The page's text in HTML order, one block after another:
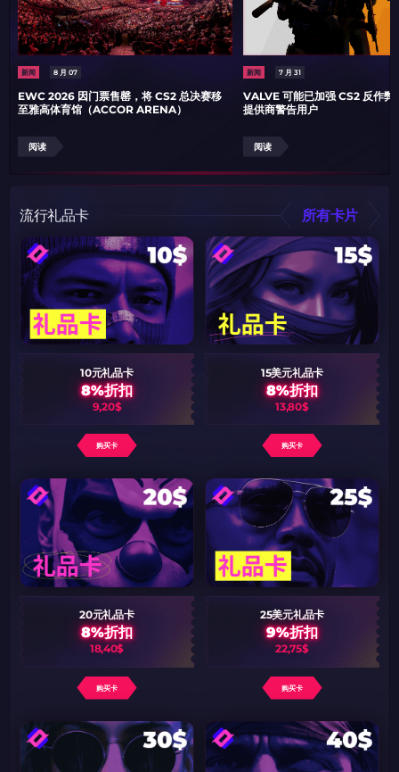
新闻 8 月 07
EWC 2026 因门票售罄，将 CS2 总决赛移
至雅高体育馆（ACCOR ARENA）
阅读
新闻 7 月 31
VALVE 可能已加强 CS2 反作弊
提供商警告用户
阅读
流行礼品卡 所有卡片
10元礼品卡
8%折扣
9,20$
购买卡
15美元礼品卡
8%折扣
13,80$
购买卡
20元礼品卡
8%折扣
18,40$
购买卡
25美元礼品卡
9%折扣
22,75$
购买卡